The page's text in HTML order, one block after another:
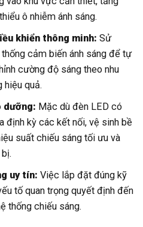
ô nhiễm ánh sáng.
khiển thông minh: Sử
cảm biến ánh sáng để tự
cường độ sáng theo nhu
hiệu quả.
dưỡng: Mặc dù đèn LED có
định kỳ các kết nối, vệ sinh bề
suất chiếu sáng tối ưu và
uy tín: Việc lắp đặt đúng kỹ
tố quan trọng quyết định đến
thống chiếu sáng.